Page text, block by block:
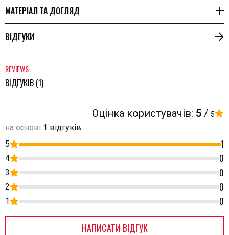
МАТЕРІАЛ ТА ДОГЛЯД
ВІДГУКИ
REVIEWS
ВІДГУКІВ (1)
Оцінка користувачів: 5 / 5
на основі 1 відгуків
5
1
4 0
3 0
2 0
1 0
НАПИСАТИ ВІДГУК